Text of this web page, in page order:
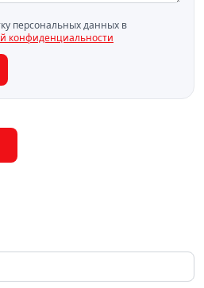
персональных данных в
конфиденциальности